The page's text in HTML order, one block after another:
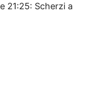
21:25: Scherzi a